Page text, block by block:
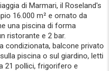
di Marmari, il Roseland's
16.000 m² e ornato da
una piscina di forma
ristorante e 2 bar.
condizionata, balcone privato
piscina o sul giardino, letti
21 pollici, frigorifero e